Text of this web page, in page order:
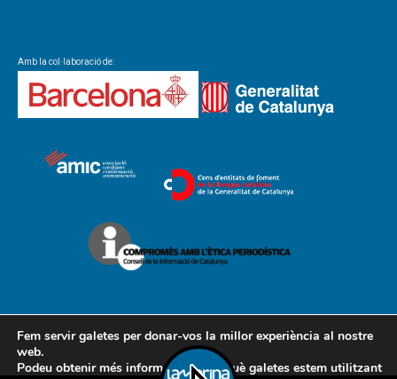
Amb la col·laboració de:
Contacte Avís legal Política de cookies Política de privacitat
Fem servir galetes per donar-vos la millor experiència al nostre
web.
Podeu obtenir més informació sobre què galetes estem utilitzant